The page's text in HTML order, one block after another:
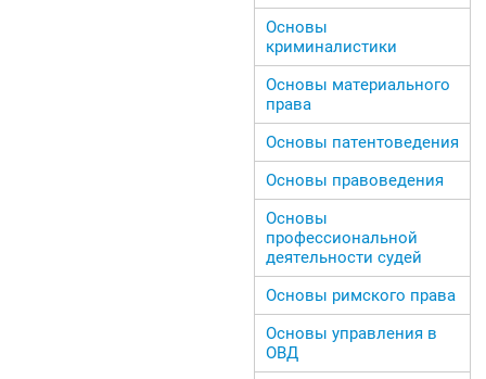
Основы
криминалистики
Основы материального
права
Основы патентоведения
Основы правоведения
Основы
профессиональной
деятельности судей
Основы римского права
Основы управления в
ОВД